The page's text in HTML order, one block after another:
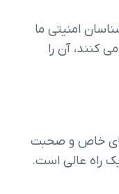
امنیتی ما
کنند، آن را
خاص و صحبت
راه عالی است.